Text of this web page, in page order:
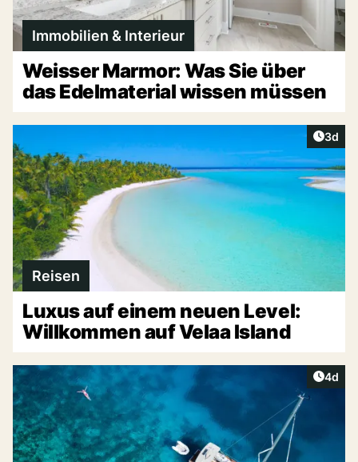
Immobilien & Interieur
Weisser Marmor: Was Sie über
das Edelmaterial wissen müssen
3d
Reisen
Luxus auf einem neuen Level:
Willkommen auf Velaa Island
4d